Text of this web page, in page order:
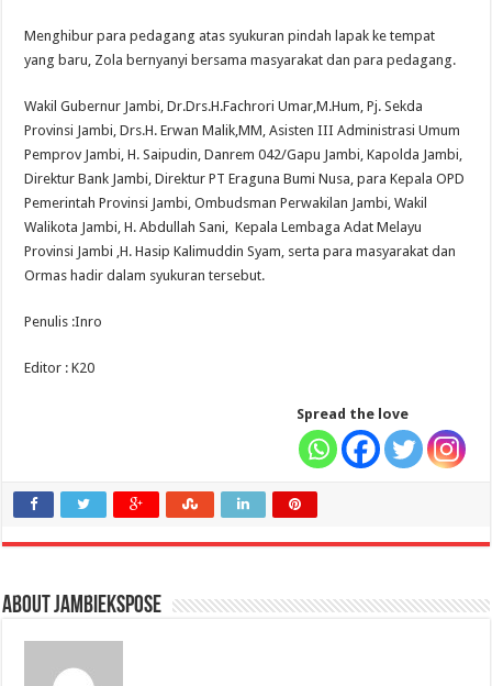
Menghibur para pedagang atas syukuran pindah lapak ke tempat
yang baru, Zola bernyanyi bersama masyarakat dan para pedagang.
Wakil Gubernur Jambi, Dr.Drs.H.Fachrori Umar,M.Hum, Pj. Sekda
Provinsi Jambi, Drs.H. Erwan Malik,MM, Asisten III Administrasi Umum
Pemprov Jambi, H. Saipudin, Danrem 042/Gapu Jambi, Kapolda Jambi,
Direktur Bank Jambi, Direktur PT Eraguna Bumi Nusa, para Kepala OPD
Pemerintah Provinsi Jambi, Ombudsman Perwakilan Jambi, Wakil
Walikota Jambi, H. Abdullah Sani, Kepala Lembaga Adat Melayu
Provinsi Jambi ,H. Hasip Kalimuddin Syam, serta para masyarakat dan
Ormas hadir dalam syukuran tersebut.
Penulis :Inro
Editor : K20
Spread the love
About jambiekspose